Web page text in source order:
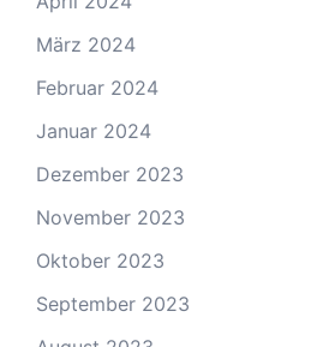
März 2024
Februar 2024
Januar 2024
Dezember 2023
November 2023
Oktober 2023
September 2023